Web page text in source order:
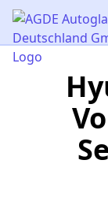
AGDE Autoglas